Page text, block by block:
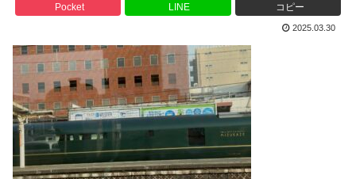
Pocket LINE コピー
2025.03.30